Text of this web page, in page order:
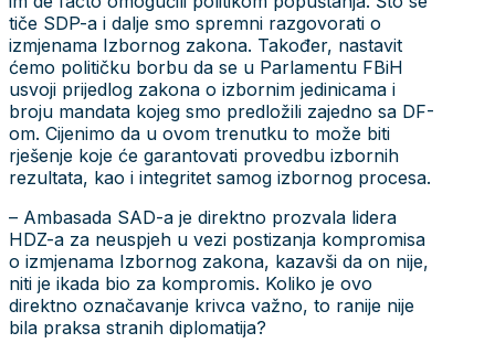
tiče SDP-a i dalje smo spremni razgovorati o
izmjenama Izbornog zakona. Također, nastavit
ćemo političku borbu da se u Parlamentu FBiH
usvoji prijedlog zakona o izbornim jedinicama i
broju mandata kojeg smo predložili zajedno sa DF-
om. Cijenimo da u ovom trenutku to može biti
rješenje koje će garantovati provedbu izbornih
rezultata, kao i integritet samog izbornog procesa.
– Ambasada SAD-a je direktno prozvala lidera
HDZ-a za neuspjeh u vezi postizanja kompromisa
o izmjenama Izbornog zakona, kazavši da on nije,
niti je ikada bio za kompromis. Koliko je ovo
direktno označavanje krivca važno, to ranije nije
bila praksa stranih diplomatija?